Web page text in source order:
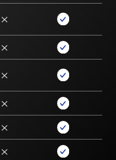
×
×
×
×
×
×